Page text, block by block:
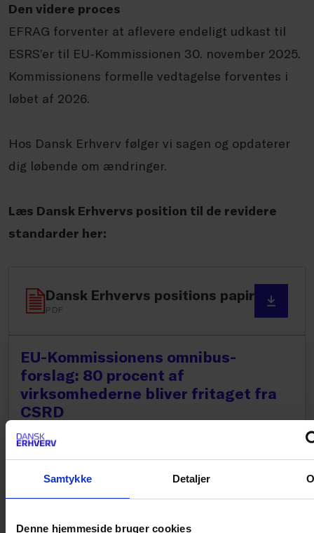
Samtykke Detaljer
Denne hjemmeside bruger cookies
Den videre proces
EFRAG forventer at aflevere endeligt udkast til
ESRS’er til EU-Kommissionen 30. november 2025.
Kommissionens formelle vedtagelse forventes i
løbet af 2026.
Hos Dansk Erhverv følger vi sagen og opdaterer
dig løbende om ændringer.
Læs Dansk Erhvervs position til de revidere
standarder her:
Dansk Erhvervs positions papir
PDF
EU-Kommissionens omnibus-
forslag: 80 procent af
virksomhederne bliver fritaget fra
CSRD
Efter længere ventetid har EU-Kommissionen
præsenteret sit omnibus-forslag for at reducere de
bæredygtighedsrapportering. Læs her, hvad
ændringerne betyder for din virksomhed. Siden